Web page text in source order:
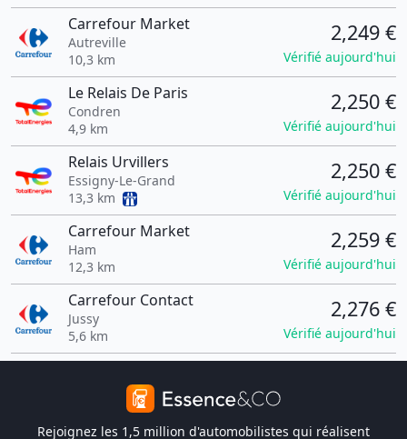
Carrefour Market
Autreville
10,3 km
2,249 €
Vérifié aujourd'hui
Le Relais De Paris
Condren
4,9 km
2,250 €
Vérifié aujourd'hui
Relais Urvillers
Essigny-Le-Grand
13,3 km
2,250 €
Vérifié aujourd'hui
Carrefour Market
Ham
12,3 km
2,259 €
Vérifié aujourd'hui
Carrefour Contact
Jussy
5,6 km
2,276 €
Vérifié aujourd'hui
Rejoignez les 1,5 million d'automobilistes qui réalisent